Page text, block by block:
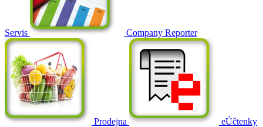
Servis Company Reporter
Prodejna eÚčtenky